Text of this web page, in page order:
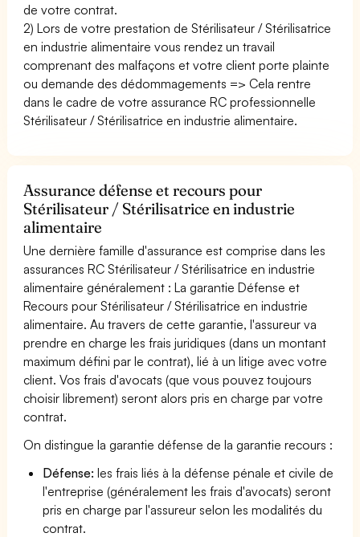
de votre contrat.
2) Lors de votre prestation de Stérilisateur / Stérilisatrice
en industrie alimentaire vous rendez un travail
comprenant des malfaçons et votre client porte plainte
ou demande des dédommagements => Cela rentre
dans le cadre de votre assurance RC professionnelle
Stérilisateur / Stérilisatrice en industrie alimentaire.
Assurance défense et recours pour
Stérilisateur / Stérilisatrice en industrie
alimentaire
Une dernière famille d'assurance est comprise dans les
assurances RC Stérilisateur / Stérilisatrice en industrie
alimentaire généralement : La garantie Défense et
Recours pour Stérilisateur / Stérilisatrice en industrie
alimentaire. Au travers de cette garantie, l'assureur va
prendre en charge les frais juridiques (dans un montant
maximum défini par le contrat), lié à un litige avec votre
client. Vos frais d'avocats (que vous pouvez toujours
choisir librement) seront alors pris en charge par votre
contrat.
On distingue la garantie défense de la garantie recours :
Défense: les frais liés à la défense pénale et civile de
l'entreprise (généralement les frais d'avocats) seront
pris en charge par l'assureur selon les modalités du
contrat.